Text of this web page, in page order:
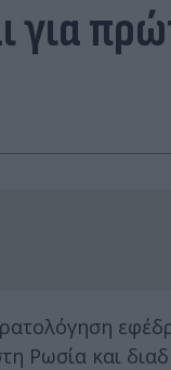
για
Ρωσία και